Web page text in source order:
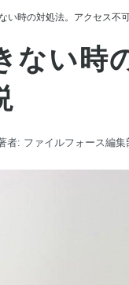
い時の対処法。アクセス不
ない時
者: ファイルフォース編集